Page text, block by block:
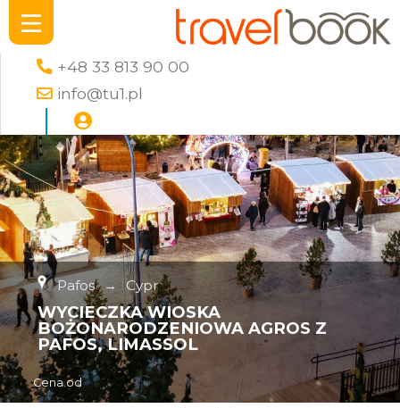
+48 33 813 90 00
info@tu1.pl
Pafos → Cypr
WYCIECZKA WIOSKA
BOŻONARODZENIOWA AGROS Z
PAFOS, LIMASSOL
Cena od